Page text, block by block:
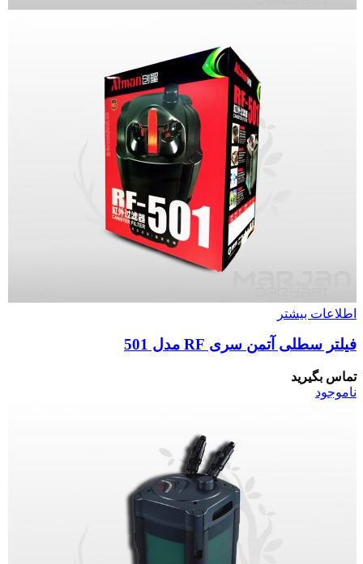
اطلاعات بیشتر
فیلتر سطلی آتمن سری RF مدل 501
تماس بگیرید
ناموجود